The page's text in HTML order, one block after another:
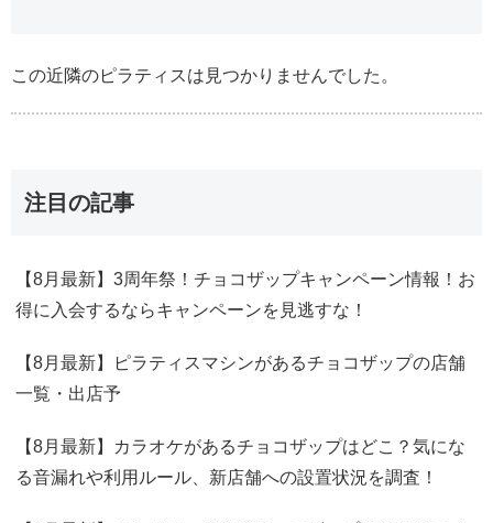
この近隣のピラティスは見つかりませんでした。
注目の記事
【8月最新】3周年祭！チョコザップキャンペーン情報！お
得に入会するならキャンペーンを見逃すな！
【8月最新】ピラティスマシンがあるチョコザップの店舗
一覧・出店予
【8月最新】カラオケがあるチョコザップはどこ？気にな
る音漏れや利用ルール、新店舗への設置状況を調査！